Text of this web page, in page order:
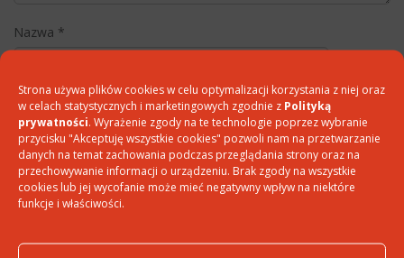
Strona używa plików cookies w celu optymalizacji korzystania z niej oraz
w celach statystycznych i marketingowych zgodnie z Polityką
prywatności. Wyrażenie zgody na te technologie poprzez wybranie
przycisku "Akceptuję wszystkie cookies" pozwoli nam na przetwarzanie
danych na temat zachowania podczas przeglądania strony oraz na
przechowywanie informacji o urządzeniu. Brak zgody na wszystkie
cookies lub jej wycofanie może mieć negatywny wpływ na niektóre
funkcje i właściwości.
Nazwa *
E-mail*
Witryna internetowa